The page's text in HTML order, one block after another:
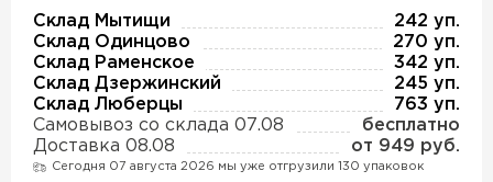
Склад Мытищи
242 уп.
Склад Одинцово
270 уп.
Склад Раменское
342 уп.
Склад Дзержинский
245 уп.
Склад Люберцы
763 уп.
Самовывоз со склада 07.08
бесплатно
Доставка 08.08
от 949 руб.
Сегодня 07 августа 2026 мы уже отгрузили 130 упаковок
Утеплитель Изотек
ПЕРЕЙТИ
Утеплитель Ruspanel
Утеплитель Изомин
Утеплитель Юматекс
Утеплитель Теплекс